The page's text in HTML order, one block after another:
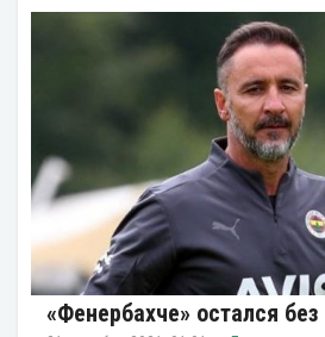
«Фенербахче» остался без